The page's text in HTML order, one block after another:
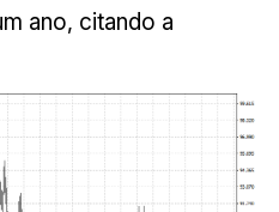
ano, citando a